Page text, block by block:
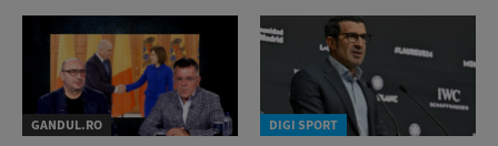
GANDUL.RO DIGI SPORT